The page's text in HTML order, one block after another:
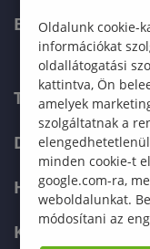
ERASMUS+
TELEFONKÖNYV
HÍREK
KAPCSOLAT
Oldalunk cookie-
információkat
oldallátogatási
kattintva, Ön
amelyek
szolgáltatnak a
minden cookie-t
google.com-ra,
weboldalunkat.
módosítani az